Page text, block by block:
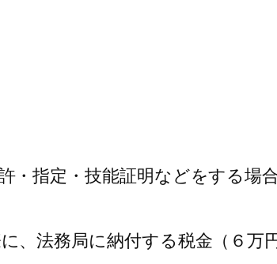
・指定・技能証明などをする場
法務局に納付する税金（６万